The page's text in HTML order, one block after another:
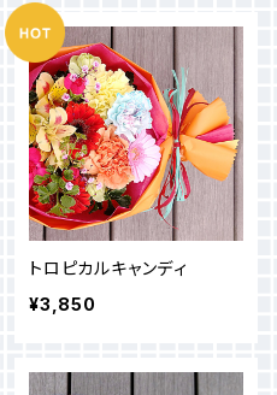
トロピカルキャンディ
¥3,850